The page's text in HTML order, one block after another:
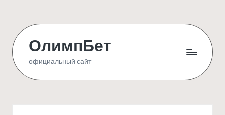
content
ОлимпБет
официальный сайт